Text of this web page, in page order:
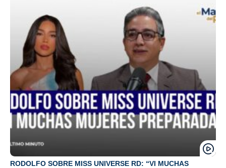
RODOLFO SOBRE MISS UNIVERSE RD: “VI MUCHAS